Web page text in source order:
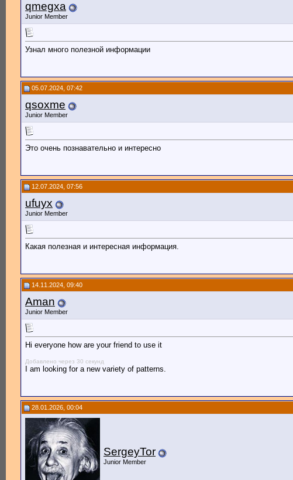
qmegxa
Junior Member
Узнал много полезной информации
05.07.2024, 07:42
qsoxme
Junior Member
Это очень познавательно и интересно
12.07.2024, 07:56
ufuyx
Junior Member
Какая полезная и интересная информация.
14.11.2024, 09:40
Aman
Junior Member
Hi everyone how are your friend to use it
Добавлено через 30 секунд
I am looking for a new variety of patterns.
28.01.2026, 00:04
SergeyTor
Junior Member